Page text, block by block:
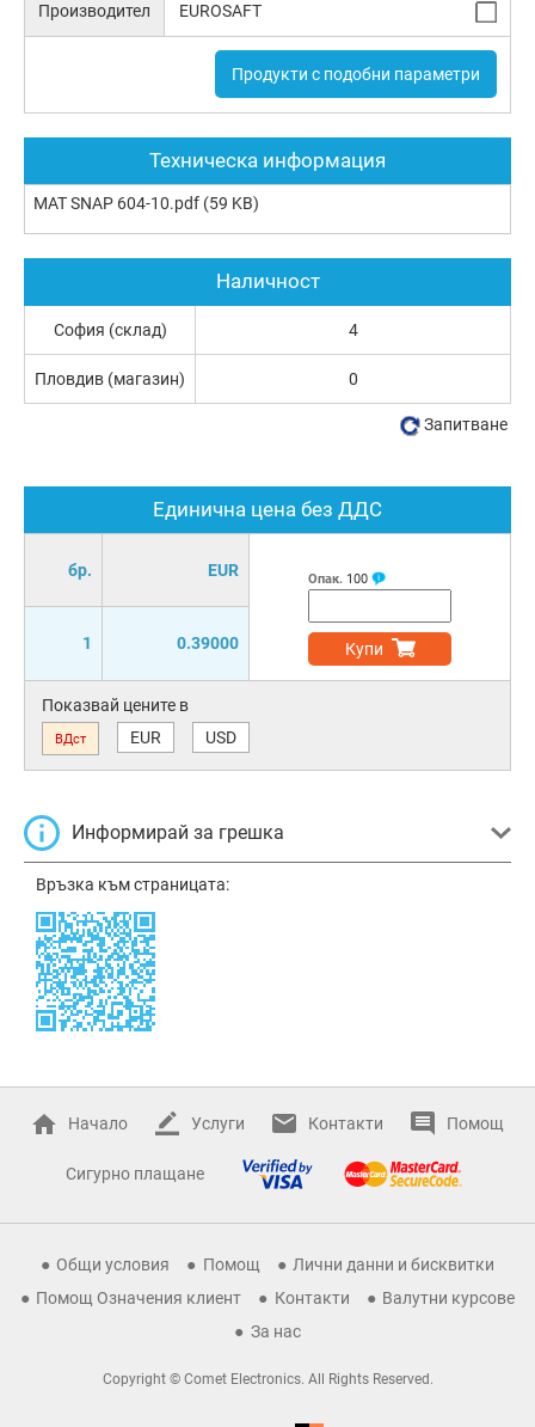
Производител EUROSAFT
Продукти с подобни параметри
Техническа информация
MAT SNAP 604-10.pdf (59 KB)
Единична цена без ДДС
бр. EUR
1 0.39000
Опак. 100
Купи
Показвай цените в
ВДст EUR USD
Информирай за грешка
Връзка към страницата:
Наличност
София (склад) 4
Пловдив (магазин) 0
Запитване
Начало Услуги Контакти Помощ
Сигурно плащане
Общи условия Помощ
Лични данни и бисквитки
Помощ Означения клиент
Контакти
Валутни курсове
За нас
Copyright © Comet Electronics. All Rights Reserved.